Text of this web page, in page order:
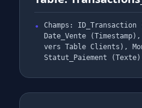
Champs:
Date_Vente
vers Table Clients),
Statut_Paiement